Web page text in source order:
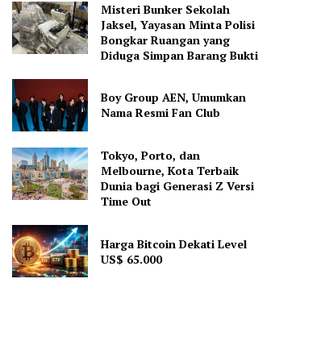
Misteri Bunker Sekolah
Jaksel, Yayasan Minta Polisi
Bongkar Ruangan yang
Diduga Simpan Barang Bukti
Boy Group AEN, Umumkan
Nama Resmi Fan Club
Tokyo, Porto, dan
Melbourne, Kota Terbaik
Dunia bagi Generasi Z Versi
Time Out
Harga Bitcoin Dekati Level
US$ 65.000